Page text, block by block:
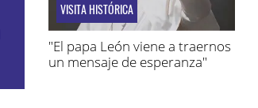
VISITA HISTÓRICA
"El papa León viene a traernos
un mensaje de esperanza"